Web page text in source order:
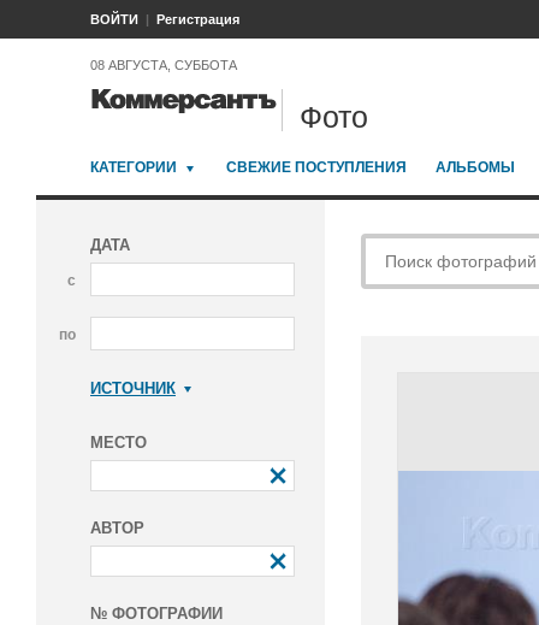
ВОЙТИ Регистрация
08 АВГУСТА, СУББОТА
Фото
КАТЕГОРИИ СВЕЖИЕ ПОСТУПЛЕНИЯ АЛЬБОМЫ
ДАТА
с
по
ИСТОЧНИК
МЕСТО
АВТОР
№ ФОТОГРАФИИ